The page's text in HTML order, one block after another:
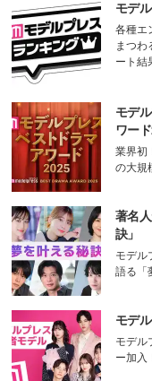
モデ
各種エ
まつわ
ート結
モデ
ワー
業界初
の大規
著名
訣」
モデル
語る「
モデ
モデル
ー加入